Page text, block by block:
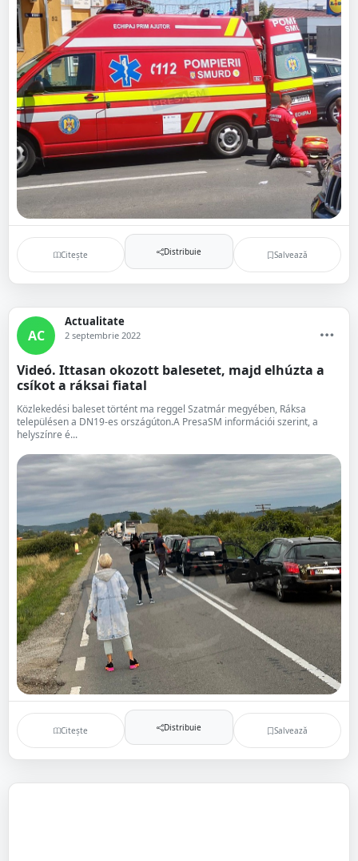
Citește Distribuie Salvează
AC
Actualitate
2 septembrie 2022
Videó. Ittasan okozott balesetet, majd elhúzta a
csíkot a ráksai fiatal
Közlekedési baleset történt ma reggel Szatmár megyében, Ráksa
településen a DN19-es országúton.A PresaSM információi szerint, a
helyszínre é...
Citește Distribuie Salvează